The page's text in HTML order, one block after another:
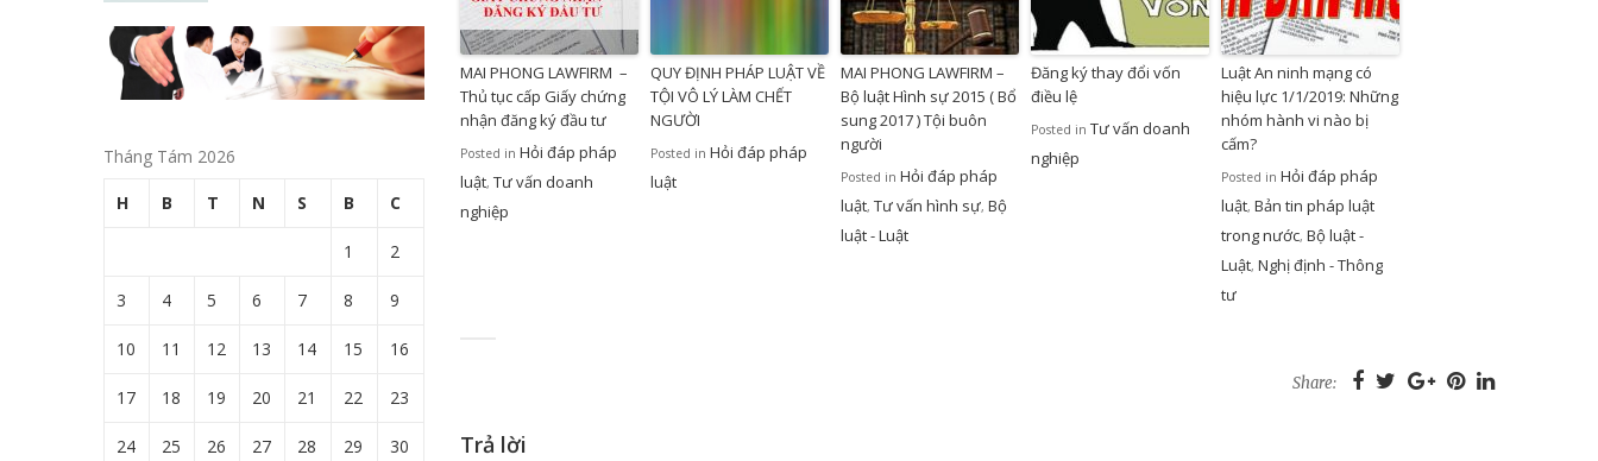
MAI PHONG LAWFIRM –
Thủ tục cấp Giấy chứng
nhận đăng ký đầu tư
Posted in Hỏi đáp pháp
luật, Tư vấn doanh
nghiệp
QUY ĐỊNH PHÁP LUẬT VỀ
TỘI VÔ LÝ LÀM CHẾT
NGƯỜI
Posted in Hỏi đáp pháp
luật
MAI PHONG LAWFIRM –
Bộ luật Hình sự 2015 ( Bổ
sung 2017 ) Tội buôn
người
Posted in Hỏi đáp pháp
luật, Tư vấn hình sự, Bộ
luật - Luật
Đăng ký thay đổi vốn
điều lệ
Posted in Tư vấn doanh
nghiệp
Luật An ninh mạng có
hiệu lực 1/1/2019: Những
nhóm hành vi nào bị
cấm?
Posted in Hỏi đáp pháp
luật, Bản tin pháp luật
trong nước, Bộ luật -
Luật, Nghị định - Thông
tư
Share:
Trả lời
Tháng Tám 2026
H B T N S B C
1 2
3 4 5 6 7 8 9
10 11 12 13 14 15 16
17 18 19 20 21 22 23
24 25 26 27 28 29 30